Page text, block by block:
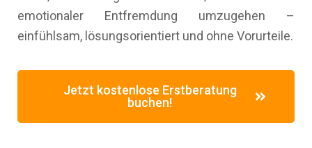
emotionaler Entfremdung umzugehen –
einfühlsam, lösungsorientiert und ohne Vorurteile.
Jetzt kostenlose Erstberatung
buchen!